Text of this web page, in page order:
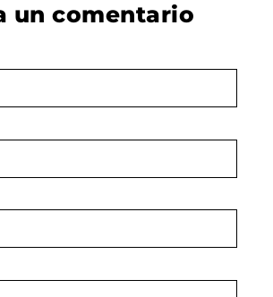
un comentario